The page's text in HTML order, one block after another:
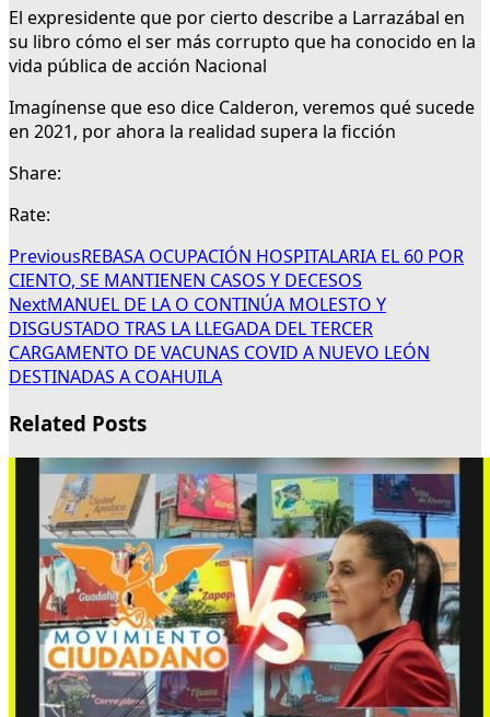
El expresidente que por cierto describe a Larrazábal en
su libro cómo el ser más corrupto que ha conocido en la
vida pública de acción Nacional
Imagínense que eso dice Calderon, veremos qué sucede
en 2021, por ahora la realidad supera la ficción
Share:
Rate:
PreviousREBASA OCUPACIÓN HOSPITALARIA EL 60 POR
CIENTO, SE MANTIENEN CASOS Y DECESOS
NextMANUEL DE LA O CONTINÚA MOLESTO Y
DISGUSTADO TRAS LA LLEGADA DEL TERCER
CARGAMENTO DE VACUNAS COVID A NUEVO LEÓN
DESTINADAS A COAHUILA
Related Posts